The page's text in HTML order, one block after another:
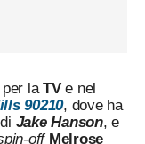
per laTVe nel
90210, dove ha
Jake Hanson, e
off Melrose